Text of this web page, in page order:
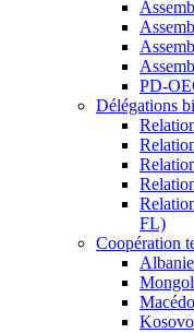
PD-
Délégations
FL)
Coopération
Albanie
Kosovo